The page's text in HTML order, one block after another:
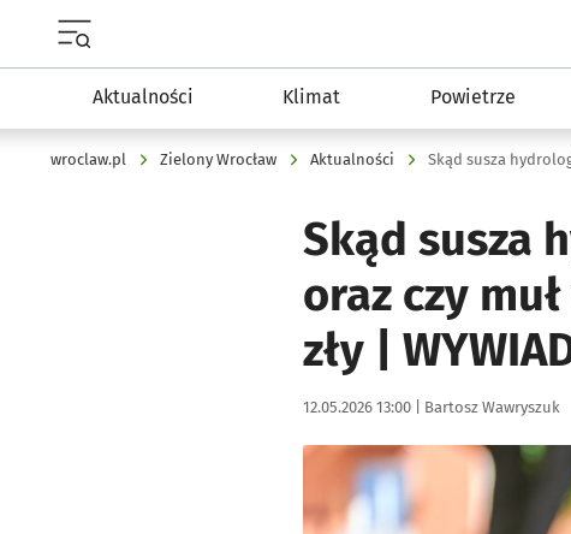
Aktualności Klimat Powietrze
wroclaw.pl Zielony Wrocław Aktualności Skąd susza
Skąd susza
oraz czy
zły |
Data publikacji:
12.05.2026 13:00 | Autor:
Bartosz Wawryszuk
Kliknij, aby powiększyć